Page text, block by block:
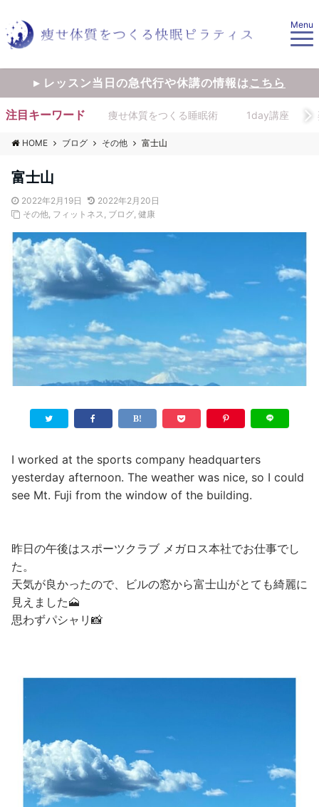
Menu
▸ レッスン当日の急代行や休講の情報はこちら
注目キーワード 痩せ体質をつくる睡眠術 1day講座
HOME ブログ その他 富士山
富士山
2022年2月19日
2022年2月20日
その他, フィットネス, ブログ, 健康
I worked at the sports company headquarters
yesterday afternoon. The weather was nice, so I could
see Mt. Fuji from the window of the building.
昨日の午後はスポーツクラブ メガロス本社でお仕事でし
た。
天気が良かったので、ビルの窓から富士山がとても綺麗に
見えました🗻
思わずパシャリ📸